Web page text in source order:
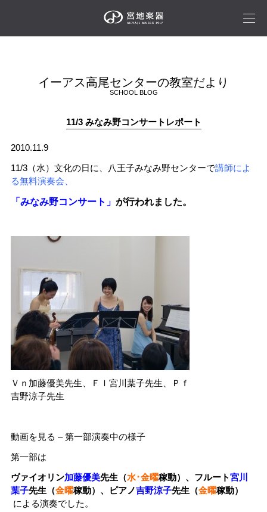
イーアス高尾センターの教室だより
SCHOOL BLOG
11/3 みなみ野コンサートレポート
2010.11.9
11/3（水）文化の日に、八王子みなみ野センターで講師によ
る無料演奏会、
「みなみ野コンサート」 が行われました。
Ｖｎ加藤優美先生、Ｆｌ宮川葉子先生、Ｐｆ
吉野涼子先生
動画を見る – 第一部演奏中の様子
第一部は
ヴァイオリン加藤優美先生（水･金曜稼動）、フルート宮川
葉子先生（金曜稼動）、ピアノ吉野涼子先生（金曜稼動）
による演奏でした。